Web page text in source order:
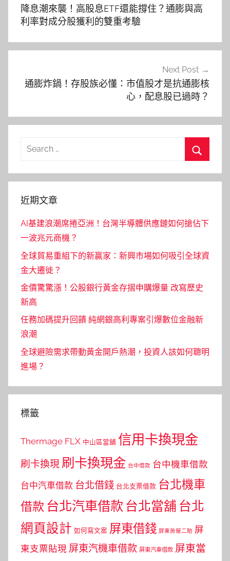
導
覽
降息潮來襲！高股息ETF還能撐住？通膨與高
利率對成分股獲利的雙重考驗
Next Post
通膨炸鍋！存股族必懂：市值股才是抗通膨核
心，配息股已過時？
Search
近期文章
AI基建浪潮席捲亞洲！台灣半導體供應鏈如何搶佔下
一波兆元商機？
全球貿易重組下的新贏家：新興市場如何吸引全球資
金大遷徙？
金價驚驚漲！公股銀行黃金存摺申購爆量 改寫歷史
新高
任務加碼提升回饋 純網銀高利專案引爆數位金融新
浪潮
全球避險需求帶動黃金開戶熱潮，投資人該如何聰明
進場？
標籤
Thermage FLX 中山區當舖 信用卡換現金
刷卡換現 刷卡換現金 台中借款 台中機車借款
台中汽車借款 台北借錢 台北支票借款 台北機車
借款 台北汽車借款 台北當舖 台北
網頁設計 如何寫文案 屏東借錢 屏東房屋二胎 屏
東支票貼現 屏東汽機車借款 屏東汽車借款 屏東當